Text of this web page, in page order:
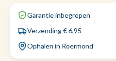
Garantie inbegrepen
Verzending € 6,95
Ophalen in Roermond